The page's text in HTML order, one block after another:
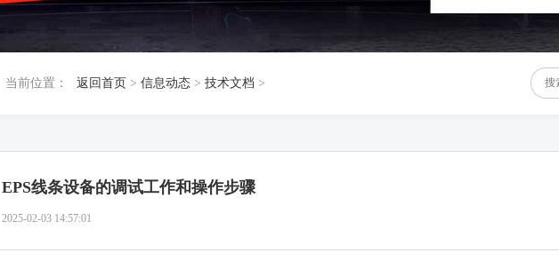
当前位置： 返回首页 > 信息动态 > 技术文档 >
EPS线条设备的调试工作和操作步骤
2025-02-03 14:57:01